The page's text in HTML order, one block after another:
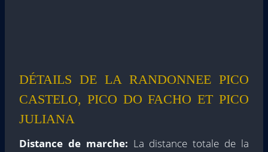
DÉTAILS DE LA RANDONNEE PICO
CASTELO, PICO DO FACHO ET PICO
JULIANA
Distance de marche: La distance totale de la